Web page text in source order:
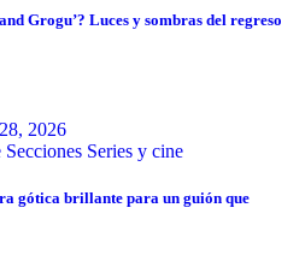
Grogu’? Luces y sombras del regreso
2026
Secciones Series y cine
gótica brillante para un guión que